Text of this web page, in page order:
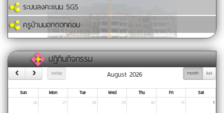
ระบบลงคะแนน SGS
ครูบ้านนอกดอทคอม
ปฏิทินกิจกรรม
today month list
August 2026
Sun Mon Tue Wed Thu Fri
Sat
26
27 28 29 30 31 1